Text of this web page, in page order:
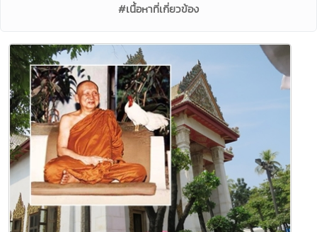
#เนื้อหาที่เกี่ยวข้อง